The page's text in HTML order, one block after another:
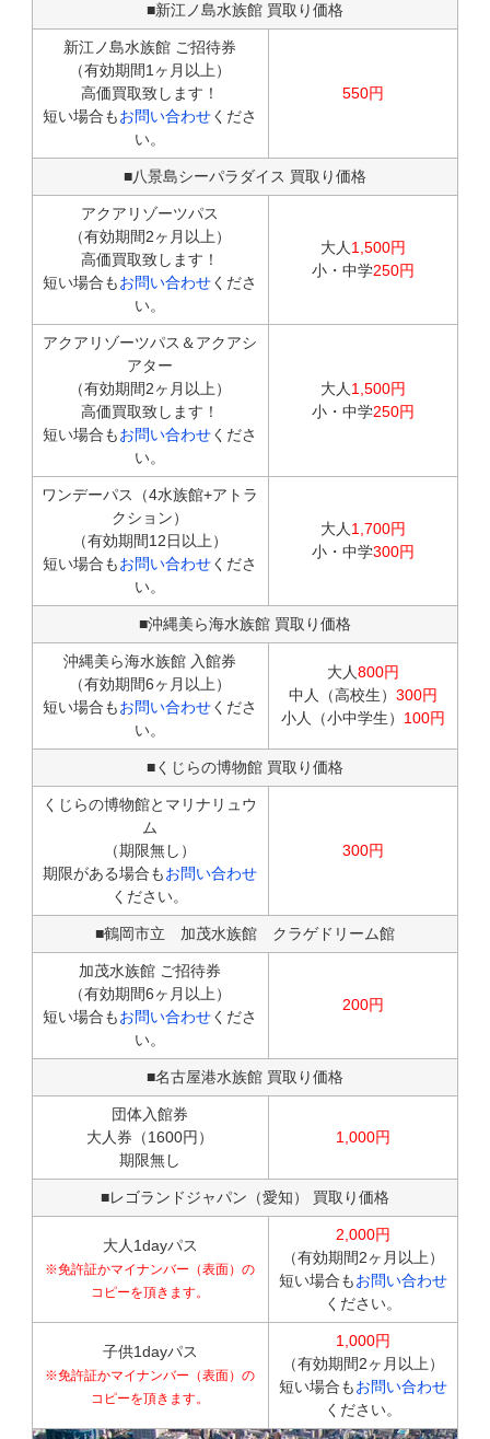
■新江ノ島水族館 買取り価格
新江ノ島水族館 ご招待券
（有効期間1ヶ月以上）
高価買取致します！
短い場合もお問い合わせくださ
い。
550円
■八景島シーパラダイス 買取り価格
アクアリゾーツパス
（有効期間2ヶ月以上）
高価買取致します！
短い場合もお問い合わせくださ
い。
大人 1,500円
小・中学250円
アクアリゾーツパス＆アクアシ
アター
（有効期間2ヶ月以上）
高価買取致します！
短い場合もお問い合わせくださ
い。
大人 1,500円
小・中学250円
ワンデーパス（4水族館+アトラ
クション）
（有効期間12日以上）
短い場合もお問い合わせくださ
い。
大人 1,700円
小・中学300円
■沖縄美ら海水族館 買取り価格
沖縄美ら海水族館 入館券
（有効期間6ヶ月以上）
短い場合もお問い合わせくださ
い。
大人800円
中人（高校生） 300円
小人（小中学生） 100円
■くじらの博物館 買取り価格
くじらの博物館とマリナリュウ
ム
（期限無し）
期限がある場合もお問い合わせ
ください。
300円
■鶴岡市立 加茂水族館 クラゲドリーム館
加茂水族館 ご招待券
（有効期間6ヶ月以上）
短い場合もお問い合わせくださ
い。
200円
■名古屋港水族館 買取り価格
団体入館券
大人券（1600円）
期限無し
1,000円
■レゴランドジャパン（愛知） 買取り価格
大人1dayパス
※免許証かマイナンバー（表面）の
コピーを頂きます。
2,000円
（有効期間2ヶ月以上）
短い場合もお問い合わせ
ください。
子供1dayパス
※免許証かマイナンバー（表面）の
コピーを頂きます。
1,000円
（有効期間2ヶ月以上）
短い場合もお問い合わせ
ください。